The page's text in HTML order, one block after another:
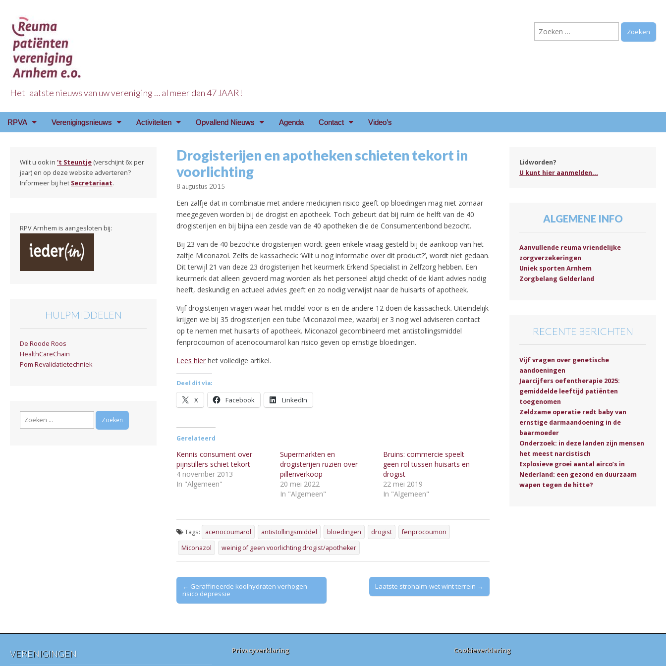
Reuma Patienten Vereniging Arnhem e.o.
Het laatste nieuws van uw vereniging … al meer dan 47 JAAR!
Zoeken
naar:
Main
Skip
RPVA Verenigingsnieuws Activiteiten Opvallend Nieuws Agenda Contact Video’s
Drogisterijen en apotheken schieten tekort in
voorlichting
8 augustus 2015
Een zalfje dat in combinatie met andere medicijnen risico geeft op bloedingen mag niet zomaar
meegegeven worden bij de drogist en apotheek. Toch gebeurt dat bij ruim de helft van de 40
drogisterijen en bij bijna een zesde van de 40 apotheken die de Consumentenbond bezocht.
Bij 23 van de 40 bezochte drogisterijen wordt geen enkele vraag gesteld bij de aankoop van het
zalfje Miconazol. Zelfs de kassacheck: ‘Wilt u nog informatie over dit product?’, wordt niet gedaan.
Dit terwijl 21 van deze 23 drogisterijen het keurmerk Erkend Specialist in Zelfzorg hebben. Een
keurmerk dat alleen gevoerd mag worden als het personeel altijd checkt of de klant advies nodig
heeft, deskundig en actueel advies geeft en zo nodig verwijst naar de huisarts of apotheek.
Vijf drogisterijen vragen waar het middel voor is en de andere 12 doen de kassacheck. Uiteindelijk
krijgen we bij 35 drogisterijen een tube Miconazol mee, waarbij er 3 nog wel adviseren contact
op te nemen met huisarts of apotheek. Miconazol gecombineerd met antistollingsmiddel
fenprocoumon of acenocoumarol kan risico geven op ernstige bloedingen.
Lees hier het volledige artikel.
Deel dit via:
X Facebook LinkedIn
Gerelateerd
Kennis consument over
pijnstillers schiet tekort
4 november 2013
In "Algemeen"
Supermarkten en
drogisterijen ruziën over
pillenverkoop
20 mei 2022
In "Algemeen"
Bruins: commercie speelt
geen rol tussen huisarts en
drogist
22 mei 2019
In "Algemeen"
Tags: acenocoumarol antistollingsmiddel bloedingen drogist
fenprocoumon
Miconazol
weinig of geen voorlichting drogist/apotheker
Post
navigation
← Geraffineerde koolhydraten verhogen
risico depressie
Laatste strohalm-wet wint terrein →
Wilt u ook in 't Steuntje (verschijnt 6x per
jaar) en op deze website adverteren?
Informeer bij het Secretariaat.
RPV Arnhem is aangesloten bij:
HULPMIDDELEN
De Roode Roos
HealthCareChain
Pom Revalidatietechniek
Zoeken
Lidworden?
U kunt hier aanmelden...
ALGEMENE INFO
Aanvullende reuma vriendelijke
zorgverzekeringen
Uniek sporten Arnhem
Zorgbelang Gelderland
RECENTE BERICHTEN
Vijf vragen over genetische
aandoeningen
Jaarcijfers oefentherapie 2025:
gemiddelde leeftijd patiënten
toegenomen
Zeldzame operatie redt baby van
ernstige darmaandoening in de
baarmoeder
Onderzoek: in deze landen zijn mensen
het meest narcistisch
Explosieve groei aantal airco’s in
Nederland: een gezond en duurzaam
wapen tegen de hitte?
VERENIGINGEN Privacyverklaring Cookieverklaring